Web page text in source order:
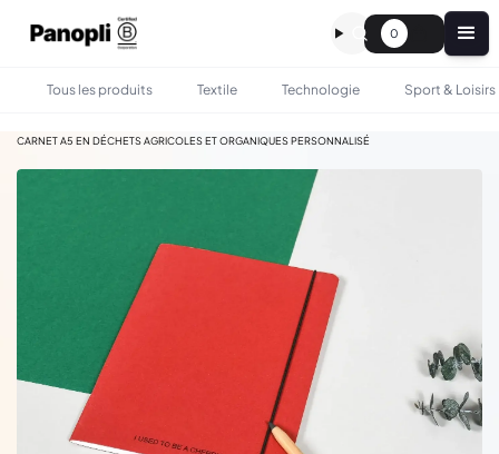
0
Tous les produits Textile Technologie Sport & Loisirs
CARNET A5 EN DÉCHETS AGRICOLES ET ORGANIQUES PERSONNALISÉ